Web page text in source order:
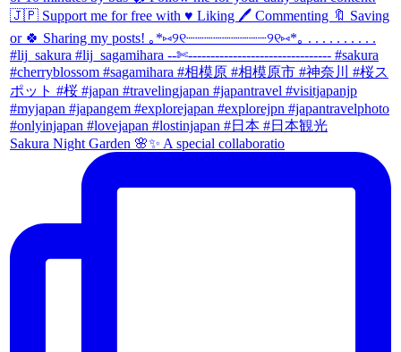
Sakura Night Garden 🌸✨ A special collaboratio